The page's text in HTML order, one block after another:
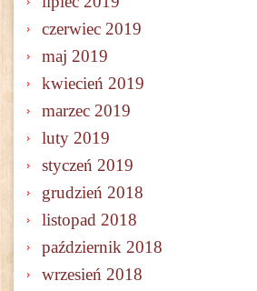
czerwiec 2019
maj 2019
kwiecień 2019
marzec 2019
luty 2019
styczeń 2019
grudzień 2018
listopad 2018
październik 2018
wrzesień 2018